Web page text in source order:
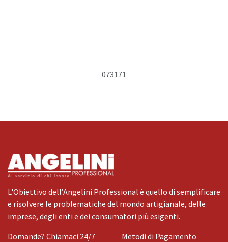
073171
L'Obiettivo dell’Angelini Professional è quello di semplificare
e risolvere le problematiche del mondo artigianale, delle
imprese, degli enti e dei consumatori più esigenti.
Domande? Chiamaci 24/7
Metodi di Pagamento